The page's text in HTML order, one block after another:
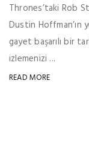
Thrones’taki Rob
Dustin Hoffman’ın
gayet başarılı bir
izlemenizi ...
READ MORE